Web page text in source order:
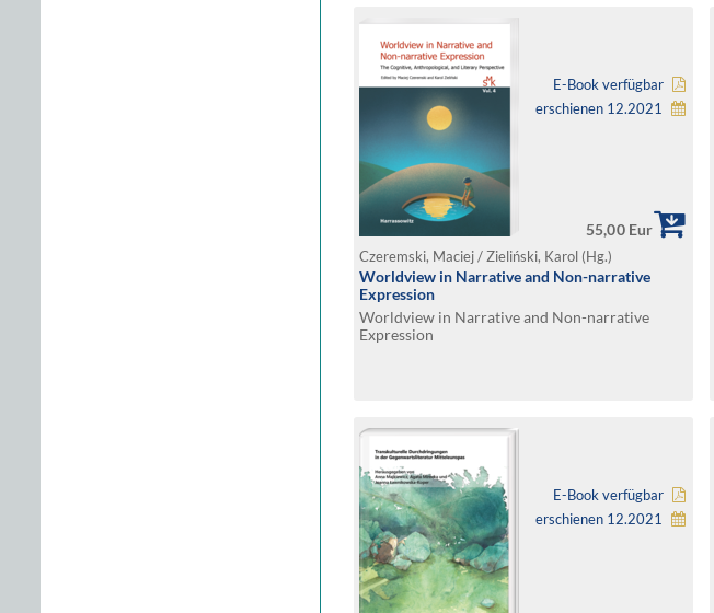
E-Book verfügbar
erschienen 12.2021
55,00 Eur
Czeremski, Maciej / Zieliński, Karol (Hg.)
Worldview in Narrative and Non-narrative
Expression
Worldview in Narrative and Non-narrative
Expression
E-Book verfügbar
erschienen 12.2021